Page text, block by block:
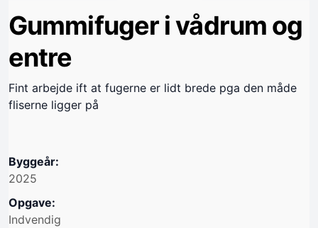
Gummifuger i vådrum og
entre
Fint arbejde ift at fugerne er lidt brede pga den måde
fliserne ligger på
Byggeår:
2025
Opgave:
Indvendig